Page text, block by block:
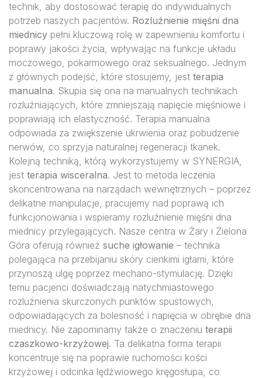
technik, aby dostosować terapię do indywidualnych
potrzeb naszych pacjentów. Rozluźnienie mięśni dna
miednicy pełni kluczową rolę w zapewnieniu komfortu i
poprawy jakości życia, wpływając na funkcje układu
moczowego, pokarmowego oraz seksualnego. Jednym
z głównych podejść, które stosujemy, jest terapia
manualna. Skupia się ona na manualnych technikach
rozluźniających, które zmniejszają napięcie mięśniowe i
poprawiają ich elastyczność. Terapia manualna
odpowiada za zwiększenie ukrwienia oraz pobudzenie
nerwów, co sprzyja naturalnej regeneracji tkanek.
Kolejną techniką, którą wykorzystujemy w SYNERGIA,
jest terapia wisceralna. Jest to metoda leczenia
skoncentrowana na narządach wewnętrznych – poprzez
delikatne manipulacje, pracujemy nad poprawą ich
funkcjonowania i wspieramy rozluźnienie mięśni dna
miednicy przylegających. Nasze centra w Żary i Zielona
Góra oferują również suche igłowanie – technika
polegająca na przebijaniu skóry cienkimi igłami, które
przynoszą ulgę poprzez mechano-stymulację. Dzięki
temu pacjenci doświadczają natychmiastowego
rozluźnienia skurczonych punktów spustowych,
odpowiadających za bolesność i napięcia w obrębie dna
miednicy. Nie zapominamy także o znaczeniu terapii
czaszkowo-krzyżowej. Ta delikatna forma terapii
koncentruje się na poprawie ruchomości kości
krzyżowej i odcinka lędźwiowego kręgosłupa, co